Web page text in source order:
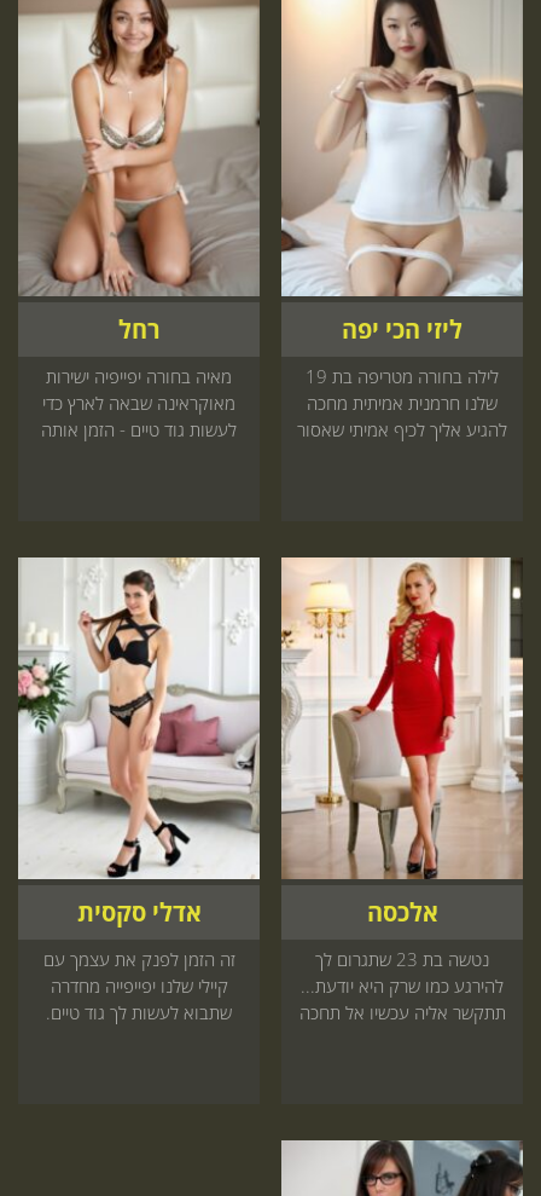
ליזי הכי יפה
לילה בחורה מטריפה בת 19
שלנו חרמנית אמיתית מחכה
להגיע אליך לכיף אמיתי שאסור
רחל
מאיה בחורה יפייפיה ישירות
מאוקראינה שבאה לארץ כדי
לעשות גוד טיים - הזמן אותה
אלכסה
נטשה בת 23 שתגרום לך
להירגע כמו שרק היא יודעת...
תתקשר אליה עכשיו אל תחכה
אדלי סקסית
זה הזמן לפנק את עצמך עם
קיילי שלנו יפייפייה מחדרה
שתבוא לעשות לך גוד טיים.